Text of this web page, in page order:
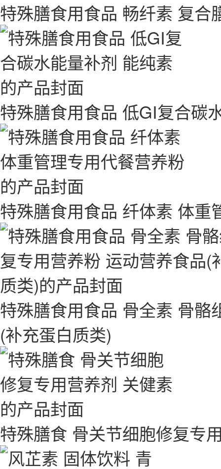
特殊膳食用食品 畅纤素 复合
特殊膳食用食品 低GI复合碳
特殊膳食用食品 纤体素 体重
特殊膳食用食品 骨全素 骨骼
(补充蛋白质类)
特殊膳食 骨关节细胞修复专